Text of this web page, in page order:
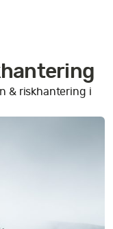
& riskhantering i